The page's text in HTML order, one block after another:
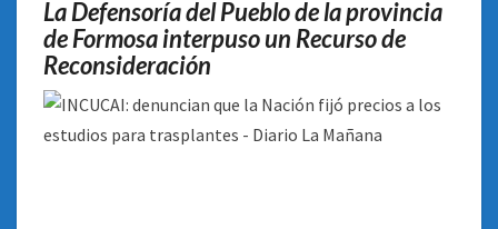
La Defensoría del Pueblo de la provincia
de Formosa interpuso un Recurso de
Reconsideración